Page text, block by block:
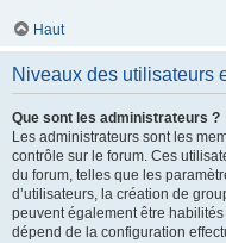
Haut
Niveaux des utilisateurs
Que sont les administrateurs ?
Les administrateurs sont les
contrôle sur le forum. Ces
du forum, telles que les
d’utilisateurs, la création de
peuvent également être
dépend de la configuration